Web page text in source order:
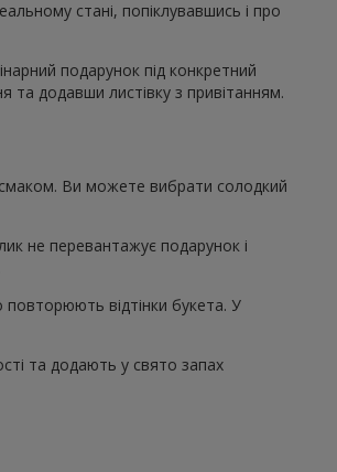
стані, попіклувавшись і про
подарунок під конкретний
та додавши листівку з привітанням.
Ви можете вибрати солодкий
не перевантажує подарунок і
відтінки букета. У
та додають у свято запах